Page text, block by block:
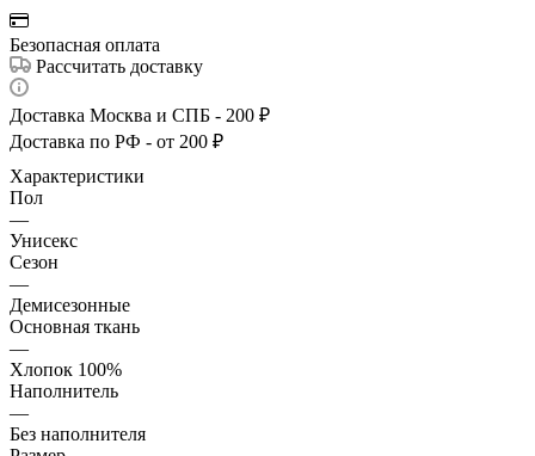
Безопасная оплата
Рассчитать доставку
Доставка Москва и СПБ - 200 ₽
Доставка по РФ - от 200 ₽
Характеристики
Пол
—
Унисекс
Сезон
—
Демисезонные
Основная ткань
—
Хлопок 100%
Наполнитель
—
Без наполнителя